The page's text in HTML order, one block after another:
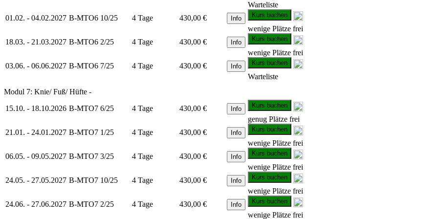
Warteliste
01.02. - 04.02.2027 B-MTO6 10/25 4 Tage 430,00 € Info Kurs buchen
wenige Plätze frei
18.03. - 21.03.2027 B-MTO6 2/25 4 Tage 430,00 € Info Kurs buchen
wenige Plätze frei
03.06. - 06.06.2027 B-MTO6 7/25 4 Tage 430,00 € Info Kurs buchen
Warteliste
Modul 7: Knie/ Fuß/ Hüfte -
15.10. - 18.10.2026 B-MTO7 6/25 4 Tage 430,00 € Info Kurs buchen
genug Plätze frei
21.01. - 24.01.2027 B-MTO7 1/25 4 Tage 430,00 € Info Kurs buchen
wenige Plätze frei
06.05. - 09.05.2027 B-MTO7 3/25 4 Tage 430,00 € Info Kurs buchen
wenige Plätze frei
24.05. - 27.05.2027 B-MTO7 10/25 4 Tage 430,00 € Info Kurs buchen
wenige Plätze frei
24.06. - 27.06.2027 B-MTO7 2/25 4 Tage 430,00 € Info Kurs buchen
wenige Plätze frei